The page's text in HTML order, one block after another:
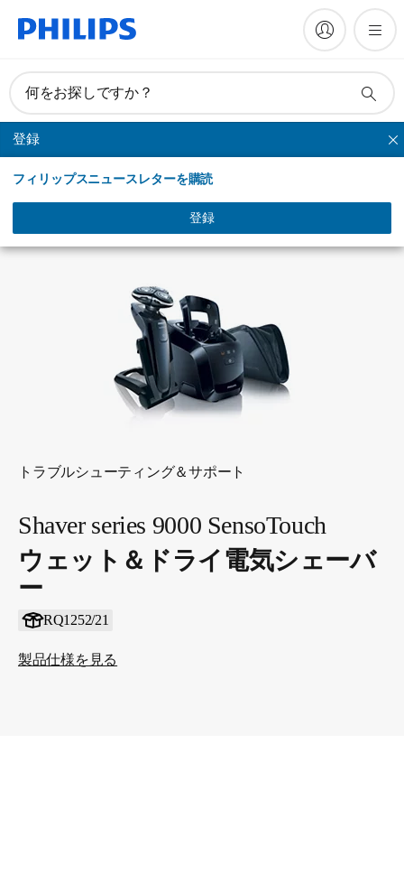
何をお探しですか？
登録
フィリップスニュースレターを購読
登録
シリーズシェーバー
トラブルシューティング＆サポート
Shaver series 9000 SensoTouch
ウェット＆ドライ電気シェーバ
ー
RQ1252/21
製品仕様を見る
マニュアルとドキュメント